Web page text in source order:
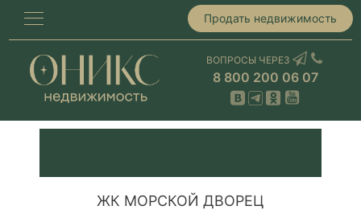
Продать недвижимость
ВОПРОСЫ ЧЕРЕЗ
8 800 200 06 07
ЖК МОРСКОЙ ДВОРЕЦ